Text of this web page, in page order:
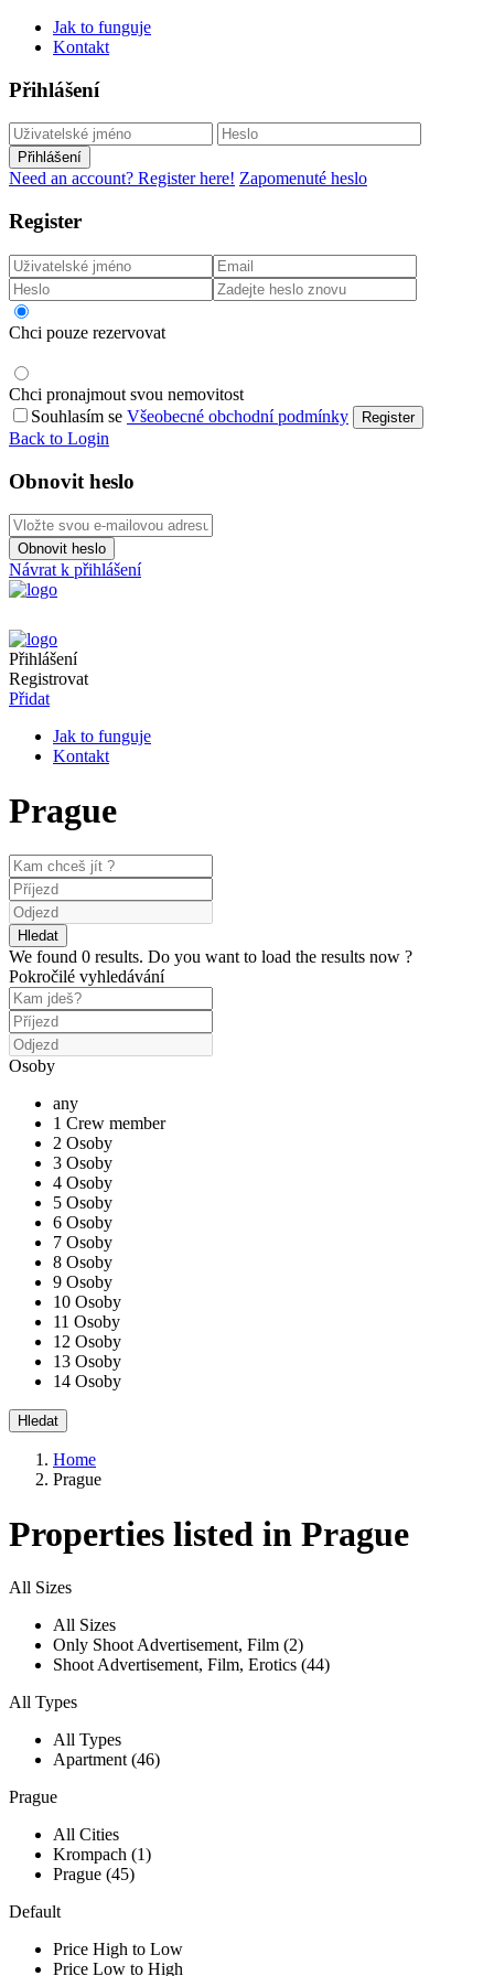
Jak to funguje
Kontakt
Přihlášení
Přihlášení
Need an account? Register here! Zapomenuté heslo
Register
Chci pouze rezervovat
Chci pronajmout svou nemovitost
Souhlasím se Všeobecné obchodní podmínky Register
Back to Login
Obnovit heslo
Obnovit heslo
Návrat k přihlášení
Přihlášení
Registrovat
Přidat
Jak to funguje
Kontakt
Prague
We found 0 results. Do you want to load the results now ?
Pokročilé vyhledávání
Osoby
any
1 Crew member
2 Osoby
3 Osoby
4 Osoby
5 Osoby
6 Osoby
7 Osoby
8 Osoby
9 Osoby
10 Osoby
11 Osoby
12 Osoby
13 Osoby
14 Osoby
Home
Prague
Properties listed in Prague
All Sizes
All Sizes
Only Shoot Advertisement, Film (2)
Shoot Advertisement, Film, Erotics (44)
All Types
All Types
Apartment (46)
Prague
All Cities
Krompach (1)
Prague (45)
Default
Price High to Low
Price Low to High